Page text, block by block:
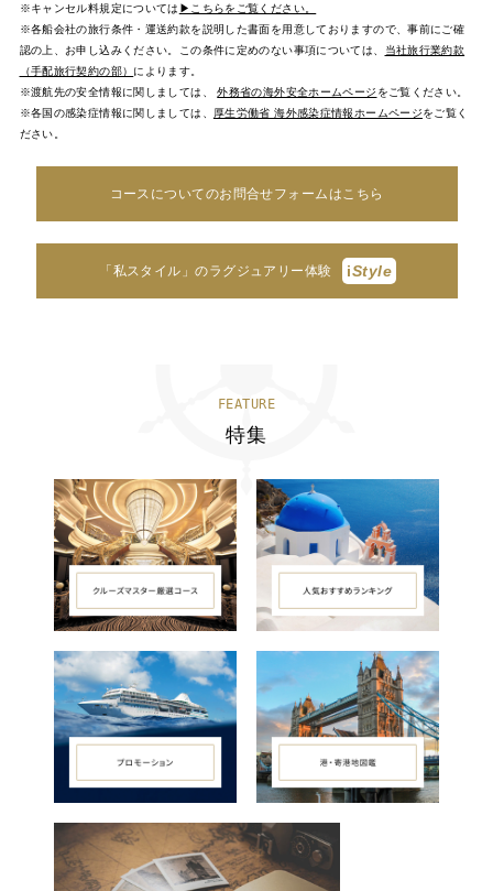
※キャンセル料規定については ▶こちらをご覧ください。
※各船会社の旅行条件・運送約款を説明した書面を用意しておりますので、事前にご確
認の上、お申し込みください。この条件に定めのない事項については、
当社旅行業約款
（手配旅行契約の部） によります。
※渡航先の安全情報に関しましては、外務省の海外安全ホームページ をご覧ください。
※各国の感染症情報に関しましては、
厚生労働省 海外感染症情報ホームページをご覧く
ださい。
コースについてのお問合せフォームはこちら
「私スタイル」のラグジュアリー体験 iStyle
FEATURE
特集